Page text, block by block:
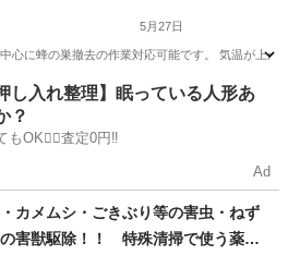
5月27日
心に蜂の巣撤去の作業対応可能です。 気温が上
害虫/害獣駆除 スズメバチ
し入れ整理】眠っている人形あ
？
もOK🙆‍♀️査定0円‼️
Ad
カメムシ・ごきぶり等の害虫・ねず
害獣駆除！！ 特殊清掃で使う薬